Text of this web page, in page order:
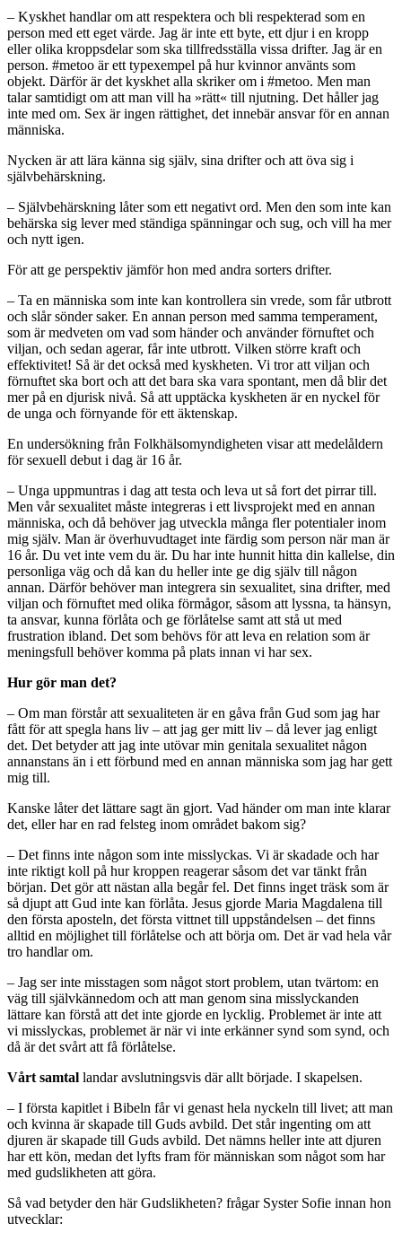
– Kyskhet handlar om att respektera och bli respekterad som en
person med ett eget värde. Jag är inte ett byte, ett djur i en kropp
eller olika kroppsdelar som ska tillfredsställa vissa drifter. Jag är en
person. #metoo är ett typexempel på hur kvinnor använts som
objekt. Därför är det kyskhet alla skriker om i #metoo. Men man
talar samtidigt om att man vill ha »rätt« till njutning. Det håller jag
inte med om. Sex är ingen rättighet, det innebär ansvar för en annan
människa.
Nycken är att lära känna sig själv, sina drifter och att öva sig i
självbehärskning.
– Självbehärskning låter som ett negativt ord. Men den som inte kan
behärska sig lever med ständiga spänningar och sug, och vill ha mer
och nytt igen.
För att ge perspektiv jämför hon med andra sorters drifter.
– Ta en människa som inte kan kontrollera sin vrede, som får utbrott
och slår sönder saker. En annan person med samma temperament,
som är medveten om vad som händer och använder förnuftet och
viljan, och sedan agerar, får inte utbrott. Vilken större kraft och
effektivitet! Så är det också med kyskheten. Vi tror att viljan och
förnuftet ska bort och att det bara ska vara spontant, men då blir det
mer på en djurisk nivå. Så att upptäcka kyskheten är en nyckel för
de unga och förnyande för ett äktenskap.
En undersökning från Folkhälsomyndigheten visar att medelåldern
för sexuell debut i dag är 16 år.
– Unga uppmuntras i dag att testa och leva ut så fort det pirrar till.
Men vår sexualitet måste integreras i ett livsprojekt med en annan
människa, och då behöver jag utveckla många fler potentialer inom
mig själv. Man är överhuvudtaget inte färdig som person när man är
16 år. Du vet inte vem du är. Du har inte hunnit hitta din kallelse, din
personliga väg och då kan du heller inte ge dig själv till någon
annan. Därför behöver man integrera sin sexualitet, sina drifter, med
viljan och förnuftet med olika förmågor, såsom att lyssna, ta hänsyn,
ta ansvar, kunna förlåta och ge förlåtelse samt att stå ut med
frustration ibland. Det som behövs för att leva en relation som är
meningsfull behöver komma på plats innan vi har sex.
Hur gör man det?
– Om man förstår att sexualiteten är en gåva från Gud som jag har
fått för att spegla hans liv – att jag ger mitt liv – då lever jag enligt
det. Det betyder att jag inte utövar min genitala sexualitet någon
annanstans än i ett förbund med en annan människa som jag har gett
mig till.
Kanske låter det lättare sagt än gjort. Vad händer om man inte klarar
det, eller har en rad felsteg inom området bakom sig?
– Det finns inte någon som inte misslyckas. Vi är skadade och har
inte riktigt koll på hur kroppen reagerar såsom det var tänkt från
början. Det gör att nästan alla begår fel. Det finns inget träsk som är
så djupt att Gud inte kan förlåta. Jesus gjorde Maria Magdalena till
den första aposteln, det första vittnet till uppståndelsen – det finns
alltid en möjlighet till förlåtelse och att börja om. Det är vad hela vår
tro handlar om.
– Jag ser inte misstagen som något stort problem, utan tvärtom: en
väg till självkännedom och att man genom sina misslyckanden
lättare kan förstå att det inte gjorde en lycklig. Problemet är inte att
vi misslyckas, problemet är när vi inte erkänner synd som synd, och
då är det svårt att få förlåtelse.
Vårt samtal landar avslutningsvis där allt började. I skapelsen.
– I första kapitlet i Bibeln får vi genast hela nyckeln till livet; att man
och kvinna är skapade till Guds avbild. Det står ingenting om att
djuren är skapade till Guds avbild. Det nämns heller inte att djuren
har ett kön, medan det lyfts fram för människan som något som har
med gudslikheten att göra.
Så vad betyder den här Gudslikheten? frågar Syster Sofie innan hon
utvecklar: